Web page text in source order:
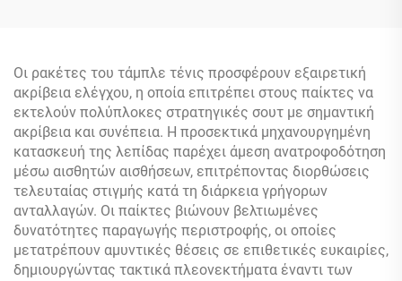
Διασκέδαση
Οι ρακέτες του τάμπλε τένις προσφέρουν εξαιρετική
ακρίβεια ελέγχου, η οποία επιτρέπει στους παίκτες να
εκτελούν πολύπλοκες στρατηγικές σουτ με σημαντική
ακρίβεια και συνέπεια. Η προσεκτικά μηχανουργημένη
κατασκευή της λεπίδας παρέχει άμεση ανατροφοδότηση
μέσω αισθητών αισθήσεων, επιτρέποντας διορθώσεις
τελευταίας στιγμής κατά τη διάρκεια γρήγορων
ανταλλαγών. Οι παίκτες βιώνουν βελτιωμένες
δυνατότητες παραγωγής περιστροφής, οι οποίες
μετατρέπουν αμυντικές θέσεις σε επιθετικές ευκαιρίες,
δημιουργώντας τακτικά πλεονεκτήματα έναντι των